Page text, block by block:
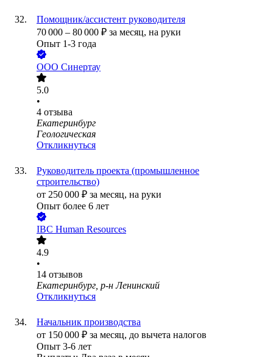
Помощник/ассистент руководителя
70 000 – 80 000 ₽ за месяц, на руки
Опыт 1-3 года
ООО Синертау
5.0
•
4 отзыва
Екатеринбург
Геологическая
Откликнуться
Руководитель проекта (промышленное
строительство)
от 250 000 ₽ за месяц, на руки
Опыт более 6 лет
IBC Human Resources
4.9
•
14 отзывов
Екатеринбург, р-н Ленинский
Откликнуться
Начальник производства
от 150 000 ₽ за месяц, до вычета налогов
Опыт 3-6 лет